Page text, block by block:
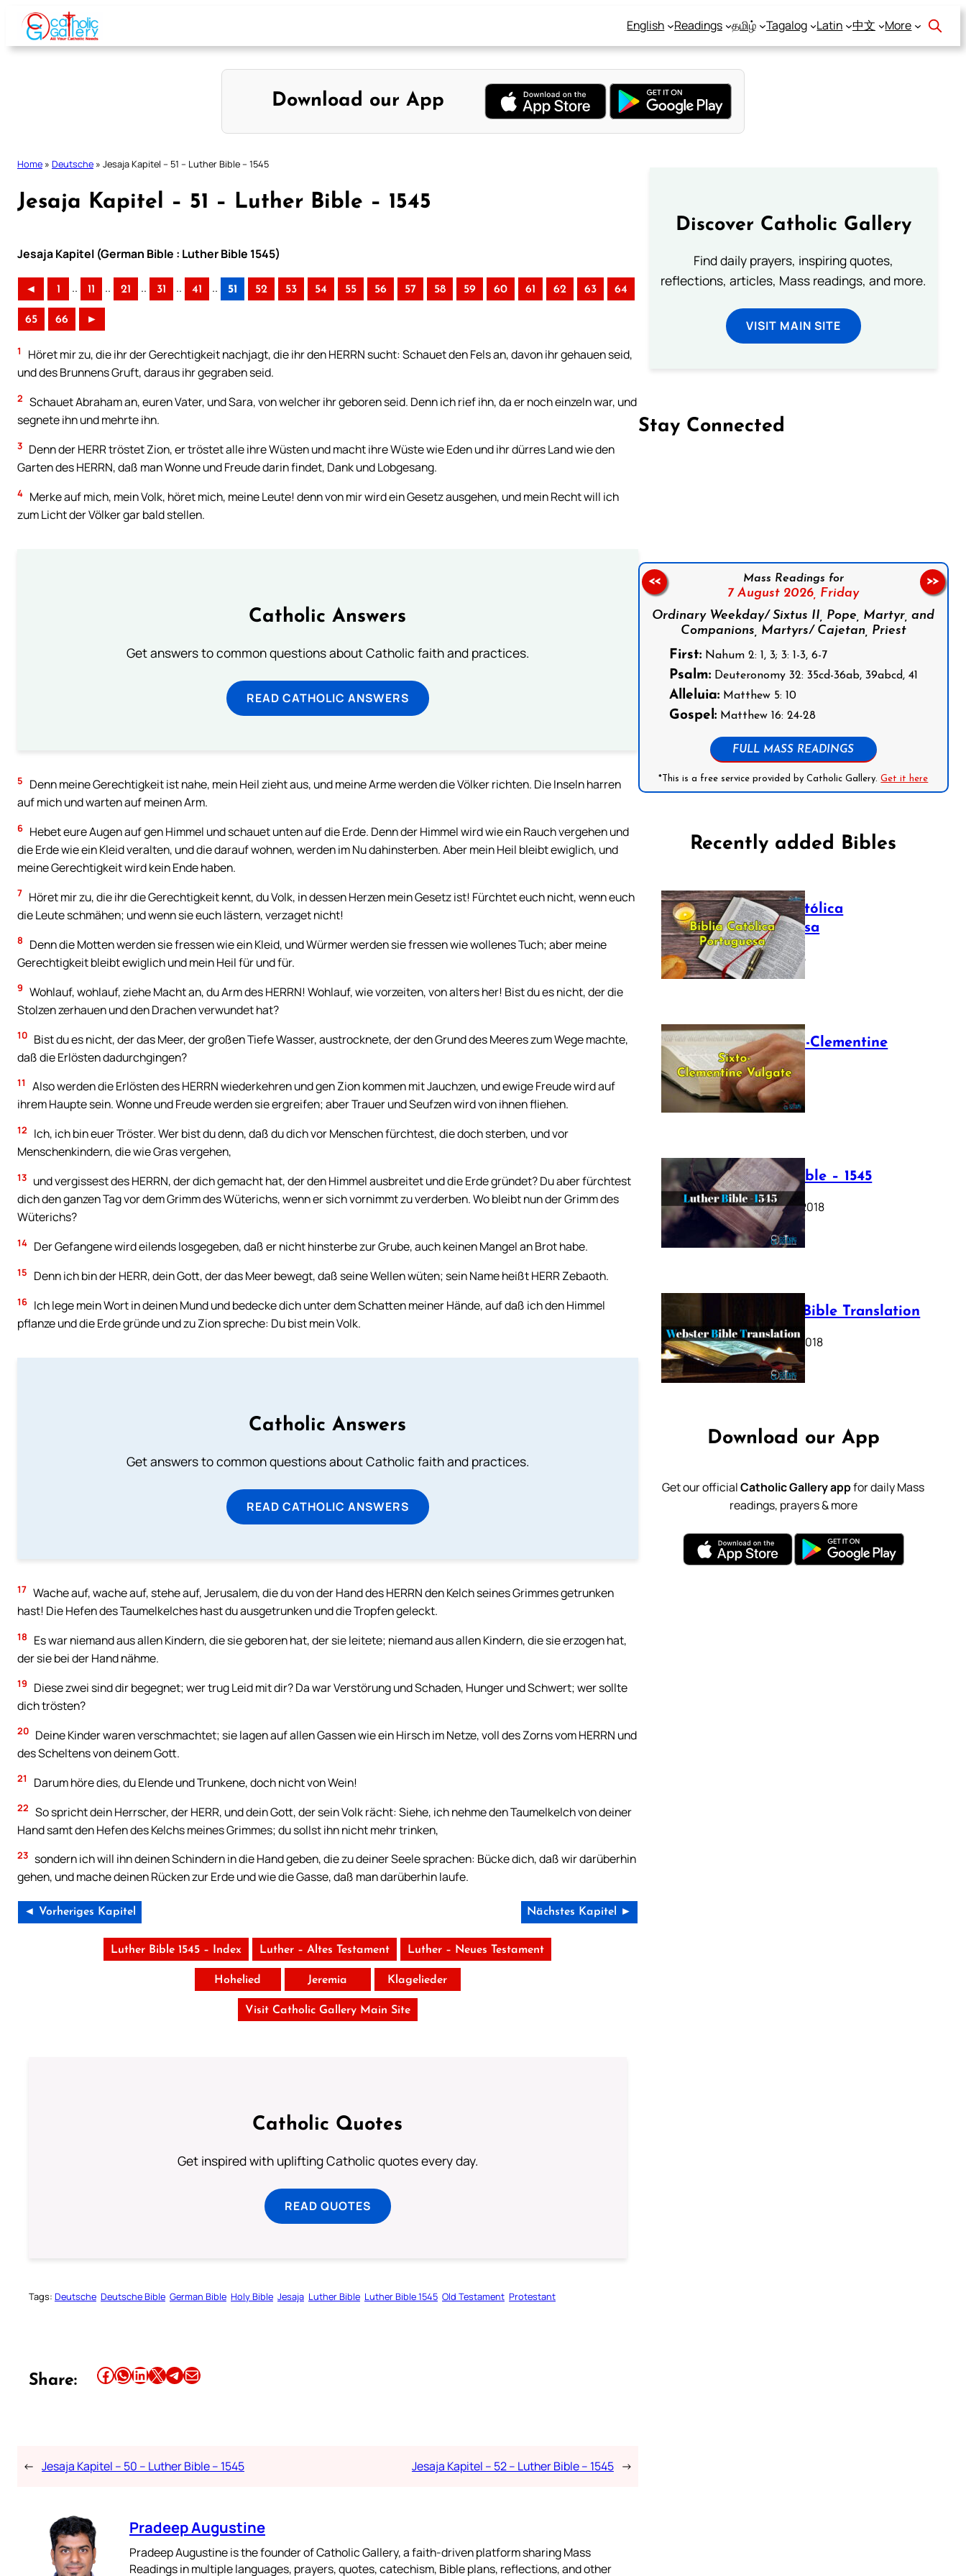
Skip
content
English Readings தமிழ் Tagalog Latin 中文 More
Download our App
Home » Deutsche » Jesaja Kapitel – 51 – Luther Bible – 1545
Jesaja Kapitel – 51 – Luther Bible – 1545
Jesaja Kapitel (German Bible : Luther Bible 1545)
◄ 1 .. 11 .. 21 .. 31 .. 41 .. 51 52 53 54 55 56 57 58 59 60 61 62 63 64
65 66 ►
1
Höret mir zu, die ihr der Gerechtigkeit nachjagt, die ihr den HERRN sucht: Schauet den Fels an, davon ihr gehauen seid,
und des Brunnens Gruft, daraus ihr gegraben seid.
2 Schauet Abraham an, euren Vater, und Sara, von welcher ihr geboren seid. Denn ich rief ihn, da er noch einzeln war, und
segnete ihn und mehrte ihn.
3 Denn der HERR tröstet Zion, er tröstet alle ihre Wüsten und macht ihre Wüste wie Eden und ihr dürres Land wie den
Garten des HERRN, daß man Wonne und Freude darin findet, Dank und Lobgesang.
4 Merke auf mich, mein Volk, höret mich, meine Leute! denn von mir wird ein Gesetz ausgehen, und mein Recht will ich
zum Licht der Völker gar bald stellen.
Catholic Answers
Get answers to common questions about Catholic faith and practices.
READ CATHOLIC ANSWERS
5
Denn meine Gerechtigkeit ist nahe, mein Heil zieht aus, und meine Arme werden die Völker richten. Die Inseln harren
auf mich und warten auf meinen Arm.
6 Hebet eure Augen auf gen Himmel und schauet unten auf die Erde. Denn der Himmel wird wie ein Rauch vergehen und
die Erde wie ein Kleid veralten, und die darauf wohnen, werden im Nu dahinsterben. Aber mein Heil bleibt ewiglich, und
meine Gerechtigkeit wird kein Ende haben.
7 Höret mir zu, die ihr die Gerechtigkeit kennt, du Volk, in dessen Herzen mein Gesetz ist! Fürchtet euch nicht, wenn euch
die Leute schmähen; und wenn sie euch lästern, verzaget nicht!
8
Denn die Motten werden sie fressen wie ein Kleid, und Würmer werden sie fressen wie wollenes Tuch; aber meine
Gerechtigkeit bleibt ewiglich und mein Heil für und für.
9 Wohlauf, wohlauf, ziehe Macht an, du Arm des HERRN! Wohlauf, wie vorzeiten, von alters her! Bist du es nicht, der die
Stolzen zerhauen und den Drachen verwundet hat?
10 Bist du es nicht, der das Meer, der großen Tiefe Wasser, austrocknete, der den Grund des Meeres zum Wege machte,
daß die Erlösten dadurchgingen?
11
Also werden die Erlösten des HERRN wiederkehren und gen Zion kommen mit Jauchzen, und ewige Freude wird auf
ihrem Haupte sein. Wonne und Freude werden sie ergreifen; aber Trauer und Seufzen wird von ihnen fliehen.
12
Ich, ich bin euer Tröster. Wer bist du denn, daß du dich vor Menschen fürchtest, die doch sterben, und vor
Menschenkindern, die wie Gras vergehen,
13 und vergissest des HERRN, der dich gemacht hat, der den Himmel ausbreitet und die Erde gründet? Du aber fürchtest
dich den ganzen Tag vor dem Grimm des Wüterichs, wenn er sich vornimmt zu verderben. Wo bleibt nun der Grimm des
Wüterichs?
14 Der Gefangene wird eilends losgegeben, daß er nicht hinsterbe zur Grube, auch keinen Mangel an Brot habe.
15 Denn ich bin der HERR, dein Gott, der das Meer bewegt, daß seine Wellen wüten; sein Name heißt HERR Zebaoth.
16 Ich lege mein Wort in deinen Mund und bedecke dich unter dem Schatten meiner Hände, auf daß ich den Himmel
pflanze und die Erde gründe und zu Zion spreche: Du bist mein Volk.
Catholic Answers
Get answers to common questions about Catholic faith and practices.
READ CATHOLIC ANSWERS
17 Wache auf, wache auf, stehe auf, Jerusalem, die du von der Hand des HERRN den Kelch seines Grimmes getrunken
hast! Die Hefen des Taumelkelches hast du ausgetrunken und die Tropfen geleckt.
18
Es war niemand aus allen Kindern, die sie geboren hat, der sie leitete; niemand aus allen Kindern, die sie erzogen hat,
der sie bei der Hand nähme.
19
Diese zwei sind dir begegnet; wer trug Leid mit dir? Da war Verstörung und Schaden, Hunger und Schwert; wer sollte
dich trösten?
20 Deine Kinder waren verschmachtet; sie lagen auf allen Gassen wie ein Hirsch im Netze, voll des Zorns vom HERRN und
des Scheltens von deinem Gott.
21 Darum höre dies, du Elende und Trunkene, doch nicht von Wein!
22 So spricht dein Herrscher, der HERR, und dein Gott, der sein Volk rächt: Siehe, ich nehme den Taumelkelch von deiner
Hand samt den Hefen des Kelchs meines Grimmes; du sollst ihn nicht mehr trinken,
23 sondern ich will ihn deinen Schindern in die Hand geben, die zu deiner Seele sprachen: Bücke dich, daß wir darüberhin
gehen, und mache deinen Rücken zur Erde und wie die Gasse, daß man darüberhin laufe.
◄ Vorheriges Kapitel Nächstes Kapitel ►
Luther Bible 1545 – Index Luther – Altes Testament Luther – Neues Testament
Hohelied Jeremia Klagelieder
Visit Catholic Gallery Main Site
Catholic Quotes
Get inspired with uplifting Catholic quotes every day.
READ QUOTES
Tags: Deutsche Deutsche Bible German Bible Holy Bible Jesaja Luther Bible Luther Bible 1545 Old Testament Protestant
Share: Share this article on Facebook Share this article on WhatsApp Share this article on LinkedIn Share this article on X Share this article on TelegramEmail this Article
← Jesaja Kapitel – 50 – Luther Bible – 1545 Jesaja Kapitel – 52 – Luther Bible – 1545 →
Pradeep Augustine
Pradeep Augustine is the founder of Catholic Gallery, a faith-driven platform sharing Mass
Readings in multiple languages, prayers, quotes, catechism, Bible plans, reflections, and other
Discover Catholic Gallery
Find daily prayers, inspiring quotes,
reflections, articles, Mass readings, and more.
VISIT MAIN SITE
Stay Connected
Mass Readings for
7 August 2026, Friday
Ordinary Weekday/ Sixtus II, Pope, Martyr, and
Companions, Martyrs/ Cajetan, Priest
First:Nahum 2: 1, 3; 3: 1-3, 6-7
Psalm:Deuteronomy 32: 35cd-36ab, 39abcd, 41
Alleluia:Matthew 5: 10
Gospel:Matthew 16: 24-28
FULL MASS READINGS
*This is a free service provided by Catholic Gallery.Get it here
<< >>
Recently added Bibles
Bíblia Católica
Portuguesa
July 16, 2025
The Sixto-Clementine
Vulgate
July 12, 2025
Luther Bible – 1545
October 17, 2018
Webster Bible Translation
October 11, 2018
Download our App
Get our officialCatholic Gallery appfor daily Mass
readings, prayers & more